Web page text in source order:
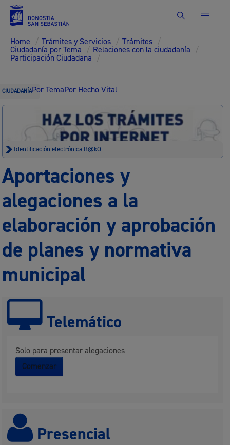
Buscar
Home / Trámites y Servicios / Trámites /
Ciudadanía por Tema / Relaciones con la ciudadanía /
Participación Ciudadana /
CIUDADANÍAPor TemaPor Hecho Vital
Identificación electrónica B@kQ
Aportaciones y
alegaciones a la
elaboración y aprobación
de planes y normativa
municipal
Telemático
Solo para presentar alegaciones
Comenzar
Presencial